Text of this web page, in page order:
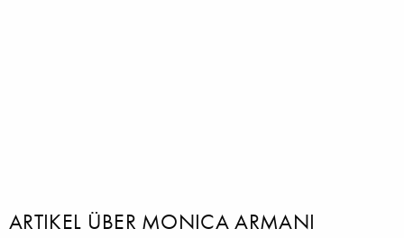
ARTIKEL ÜBER MONICA ARMANI